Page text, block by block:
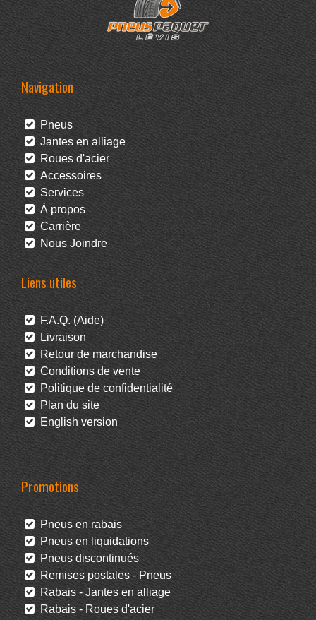
Navigation
Pneus
Jantes en alliage
Roues d'acier
Accessoires
Services
À propos
Carrière
Nous Joindre
Liens utiles
F.A.Q. (Aide)
Livraison
Retour de marchandise
Conditions de vente
Politique de confidentialité
Plan du site
English version
Promotions
Pneus en rabais
Pneus en liquidations
Pneus discontinués
Remises postales - Pneus
Rabais - Jantes en alliage
Rabais - Roues d'acier